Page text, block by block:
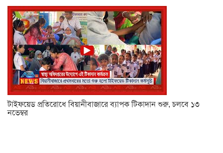
টাইফয়েড প্রতিরোধে বিয়ানীবাজারে ব্যাপক টিকাদান শুরু, চলবে ১৩
নভেম্বর